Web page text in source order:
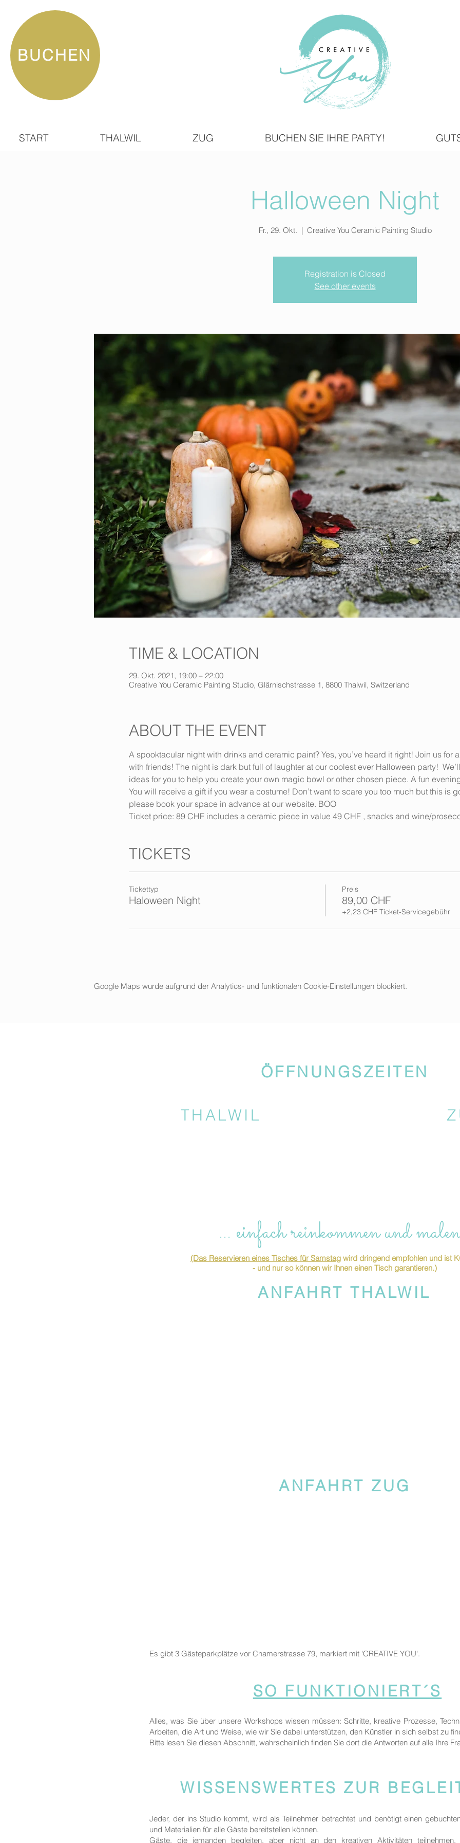
BUCHEN
START THALWIL ZUG BUCHEN SIE IHRE PARTY!
Halloween Night
Fr., 29. Okt.
  |
Creative You Ceramic Painting Studio
Registration is Closed
See other events
TIME & LOCATION
29. Okt. 2021, 19:00 – 22:00
Creative You Ceramic Painting Studio, Glärnischstrasse 1, 8800 Thalwil, Switzerland
ABOUT THE EVENT
A spooktacular night with drinks and ceramic paint? Yes, you’ve heard it right! Join us for
with friends! The night is dark but full of laughter at our coolest ever Halloween party!
ideas for you to help you create your own magic bowl or other chosen piece. A fun
You will receive a gift if you wear a costume! Don’t want to scare you too much but this is
please book your space in advance at our website. BOO
Ticket price: 89 CHF includes a ceramic piece in value 49 CHF , snacks and wine/
TICKETS
Tickettyp
Haloween Night
Preis
89,00 CHF
+2,23 CHF Ticket-Servicegebühr
Google Maps wurde aufgrund der Analytics- und funktionalen Cookie-Einstellungen blockiert.
ÖFFNUNGSZEITEN
THALWIL
ANFAHRT THALWIL
… einfach reinkommen und
(Das Reservieren eines Tisches für Samstag wird dringend empfohlen und ist
- und nur so können wir Ihnen einen Tisch garantieren.)
ANFAHRT ZUG
Es gibt 3 Gästeparkplätze vor Chamerstrasse 79, markiert mit 'CREATIVE YOU'.
SO FUNKTIONIERT´S
Alles, was Sie über unsere Workshops wissen müssen: Schritte, kreative Prozesse,
Arbeiten, die Art und Weise, wie wir Sie dabei unterstützen, den Künstler in sich selbst zu
Bitte lesen Sie diesen Abschnitt, wahrscheinlich finden Sie dort die Antworten auf alle Ihre
WISSENSWERTES ZUR
Jeder, der ins Studio kommt, wird als Teilnehmer betrachtet und benötigt einen
und Materialien für alle Gäste bereitstellen können.
Gäste, die jemanden begleiten, aber nicht an den kreativen Aktivitäten